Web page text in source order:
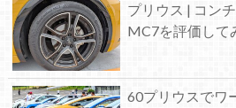
プリウス | コン
MC7を評価して
60プリウスでワ